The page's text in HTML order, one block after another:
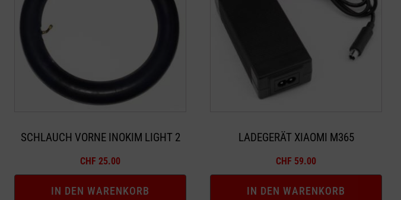
SCHLAUCH VORNE INOKIM LIGHT 2
CHF 25.00
IN DEN WARENKORB
LADEGERÄT XIAOMI M365
CHF 59.00
IN DEN WARENKORB